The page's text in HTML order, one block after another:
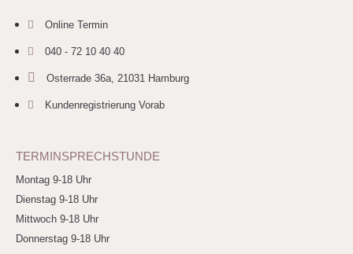
Online Termin
040 - 72 10 40 40
Osterrade 36a, 21031 Hamburg
Kundenregistrierung Vorab
TERMINSPRECHSTUNDE
Montag 9-18 Uhr
Dienstag 9-18 Uhr
Mittwoch 9-18 Uhr
Donnerstag 9-18 Uhr